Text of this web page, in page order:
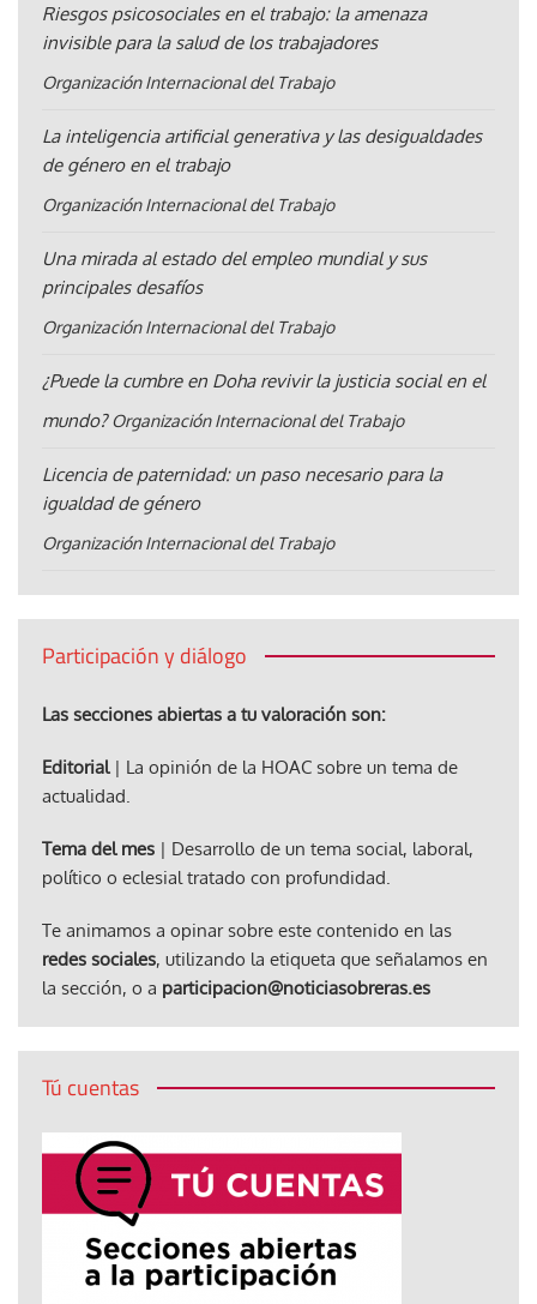
Riesgos psicosociales en el trabajo: la amenaza
invisible para la salud de los trabajadores
Organización Internacional del Trabajo
La inteligencia artificial generativa y las desigualdades
de género en el trabajo
Organización Internacional del Trabajo
Una mirada al estado del empleo mundial y sus
principales desafíos
Organización Internacional del Trabajo
¿Puede la cumbre en Doha revivir la justicia social en el
mundo? Organización Internacional del Trabajo
Licencia de paternidad: un paso necesario para la
igualdad de género
Organización Internacional del Trabajo
Participación y diálogo
Las secciones abiertas a tu valoración son:
Editorial| La opinión de la HOAC sobre un tema de
actualidad.
Tema del mes | Desarrollo de un tema social, laboral,
político o eclesial tratado con profundidad.
Te animamos a opinar sobre este contenido en las
redes sociales, utilizando la etiqueta que señalamos en
la sección, o a participacion@noticiasobreras.es
Tú cuentas